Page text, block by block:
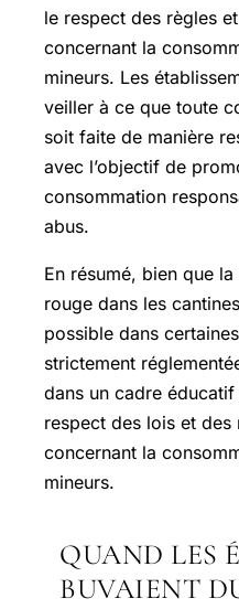
le respect des règles
concernant la
mineurs. Les
veiller à ce que toute
soit faite de manière
avec l’objectif de
consommation
abus.
En résumé, bien que
rouge dans les
possible dans
strictement
dans un cadre
respect des lois et des
concernant la
mineurs.
QUAND LES
BUVAIENT